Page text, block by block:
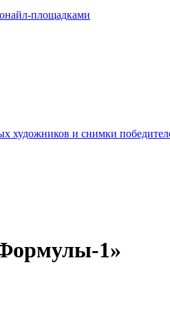
площадками
художников и снимки
1»